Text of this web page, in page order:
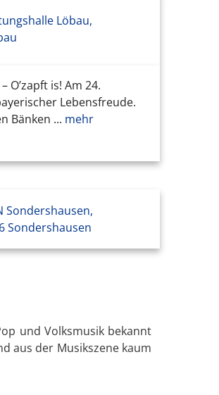
Löbau,
is! Am 24.
Lebensfreude.
Bänken ... mehr
Sondershausen,
Sondershausen
und Volksmusik bekannt
aus der Musikszene kaum